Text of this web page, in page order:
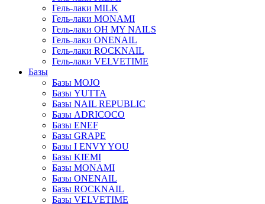
Гель-лаки MILK
Гель-лаки MONAMI
Гель-лаки OH MY NAILS
Гель-лаки ONENAIL
Гель-лаки ROCKNAIL
Гель-лаки VELVETIME
Базы
Базы MOJO
Базы YUTTA
Базы NAIL REPUBLIC
Базы ADRICOCO
Базы ENEF
Базы GRAPE
Базы I ENVY YOU
Базы KIEMI
Базы MONAMI
Базы ONENAIL
Базы ROCKNAIL
Базы VELVETIME